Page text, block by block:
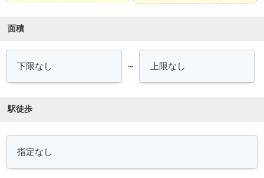
面積
～
駅徒歩